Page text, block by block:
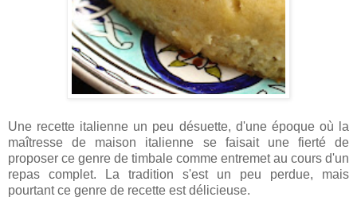
Une recette italienne un peu désuette, d'une époque où la
maîtresse de maison italienne se faisait une fierté de
proposer ce genre de timbale comme entremet au cours d'un
repas complet. La tradition s'est un peu perdue, mais
pourtant ce genre de recette est délicieuse.